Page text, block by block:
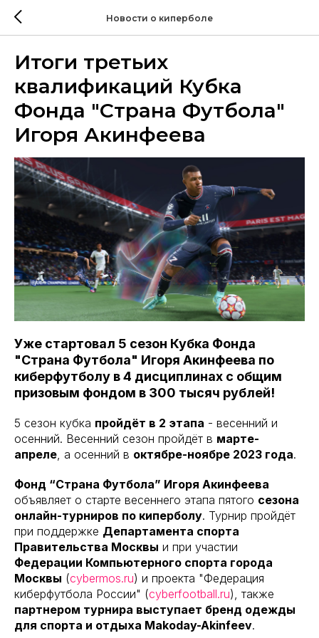
Новости о киперболе
Итоги третьих
квалификаций Кубка
Фонда "Страна Футбола"
Игоря Акинфеева
Уже стартовал 5 сезон Кубка Фонда
"Страна Футбола" Игоря Акинфеева по
киберфутболу в 4 дисциплинах с общим
призовым фондом в 300 тысяч рублей!
5 сезон кубка пройдёт в 2 этапа - весенний и
осенний. Весенний сезон пройдёт в марте-
апреле , а осенний в октябре-ноябре 2023 года.
Фонд “Страна Футбола” Игоря Акинфеева
объявляет о старте весеннего этапа пятого сезона
онлайн-турниров по киперболу. Турнир пройдёт
при поддержке Департамента спорта
Правительства Москвы и при участии
Федерации Компьютерного спорта города
Москвы (cybermos.ru) и проекта "Федерация
киберфутбола России" (cyberfootball.ru), также
партнером турнира выступает бренд одежды
для спорта и отдыха Makoday-Akinfeev.